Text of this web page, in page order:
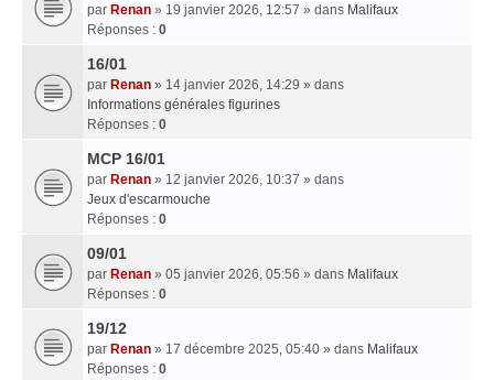
par Renan » 19 janvier 2026, 12:57 » dans Malifaux
Réponses : 0
16/01
par Renan » 14 janvier 2026, 14:29 » dans
Informations générales figurines
Réponses : 0
MCP 16/01
par Renan » 12 janvier 2026, 10:37 » dans
Jeux d'escarmouche
Réponses : 0
09/01
par Renan » 05 janvier 2026, 05:56 » dans Malifaux
Réponses : 0
19/12
par Renan » 17 décembre 2025, 05:40 » dans Malifaux
Réponses : 0